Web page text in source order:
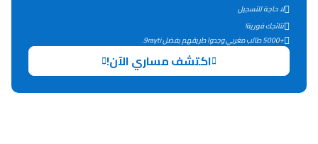
لا حاجة للتسجيل
نتائجك فورية!
+5000 طالب مغربي وجدوا طريقهم بفضل 9rayti.
اكتشف مساري الآن!